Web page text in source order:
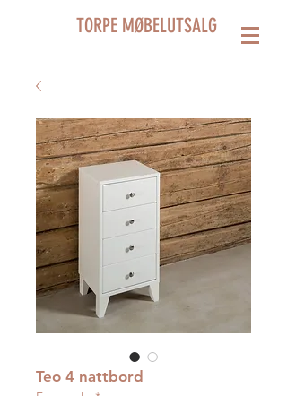
TORPE MØBELUTSALG
Teo 4 nattbord